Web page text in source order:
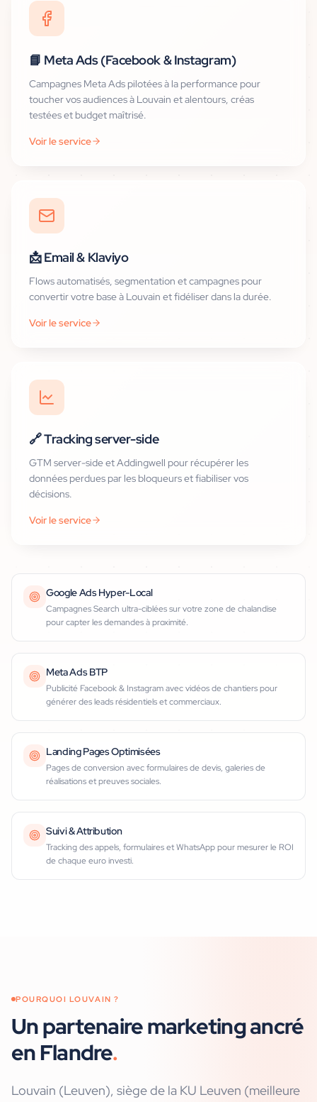
📘 Meta Ads (Facebook & Instagram)
Campagnes Meta Ads pilotées à la performance pour
toucher vos audiences à Louvain et alentours, créas
testées et budget maîtrisé.
Voir le service
📩Email & Klaviyo
Flows automatisés, segmentation et campagnes pour
convertir votre base à Louvain et fidéliser dans la durée.
Voir le service
🔗Tracking server-side
GTM server-side et Addingwell pour récupérer les
données perdues par les bloqueurs et fiabiliser vos
décisions.
Voir le service
Google Ads Hyper-Local
Campagnes Search ultra-ciblées sur votre zone de chalandise
pour capter les demandes à proximité.
Meta Ads BTP
Publicité Facebook & Instagram avec vidéos de chantiers pour
générer des leads résidentiels et commerciaux.
Landing Pages Optimisées
Pages de conversion avec formulaires de devis, galeries de
réalisations et preuves sociales.
Suivi & Attribution
Tracking des appels, formulaires et WhatsApp pour mesurer le ROI
de chaque euro investi.
POURQUOI LOUVAIN ?
Un partenaire marketing ancré
en Flandre.
Louvain (Leuven), siège de la KU Leuven (meilleure